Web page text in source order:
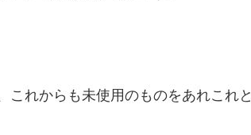
れからも未使用のものをあれこれと